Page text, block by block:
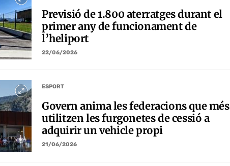
Previsió de 1.800 aterratges durant el
primer any de funcionament de
l’heliport
22/06/2026
ESPORT
Govern anima les federacions que més
utilitzen les furgonetes de cessió a
adquirir un vehicle propi
21/06/2026